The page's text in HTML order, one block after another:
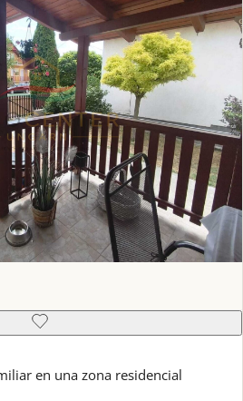
en una zona residencial